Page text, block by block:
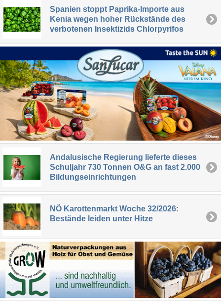
Spanien stoppt Paprika-Importe aus
Kenia wegen hoher Rückstände des
verbotenen Insektizids Chlorpyrifos
Andalusische Regierung lieferte dieses
Schuljahr 730 Tonnen O&G an fast 2.000
Bildungseinrichtungen
NÖ Karottenmarkt Woche 32/2026:
Bestände leiden unter Hitze